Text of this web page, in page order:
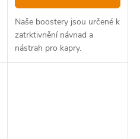
Naše boostery jsou určené k
zatrktivnění návnad a
nástrah pro kapry.